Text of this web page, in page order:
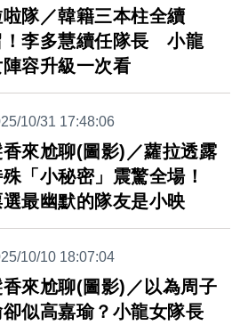
隊／韓籍三本柱全續
！李多慧續任隊長 小龍
容升級一次看
10/31 17:48:06
來尬聊(圖影)／蘿拉透露
「小秘密」震驚全場！
選最幽默的隊友是小映
10/10 18:07:04
來尬聊(圖影)／以為周子
似高嘉瑜？小龍女隊長